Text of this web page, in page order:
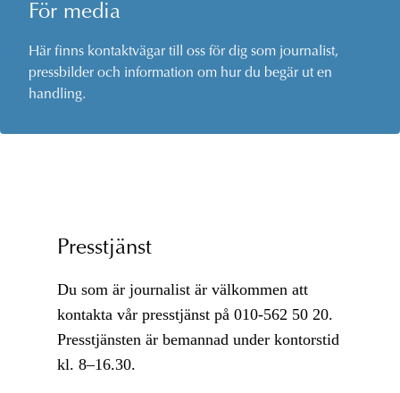
För media
Här finns kontaktvägar till oss för dig som journalist,
pressbilder och information om hur du begär ut en
handling.
Presstjänst
Du som är journalist är välkommen att
kontakta vår presstjänst på 010-562 50 20.
Presstjänsten är bemannad under kontorstid
kl. 8–16.30.